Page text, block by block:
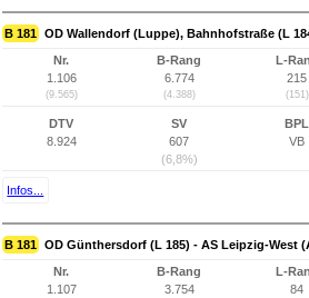
B 181 OD Wallendorf (Luppe), Bahnhofstraße (L
Nr.
1.106
(9.565)
B-Rang
6.774
(4.388)
L-
215
(151)
DTV
8.924
SV
607
(6,8%)
BPL
VB
Infos...
B 181 OD Günthersdorf (L 185) - AS Leipzig-West
Nr.
1.107
B-Rang
3.754
L-
84